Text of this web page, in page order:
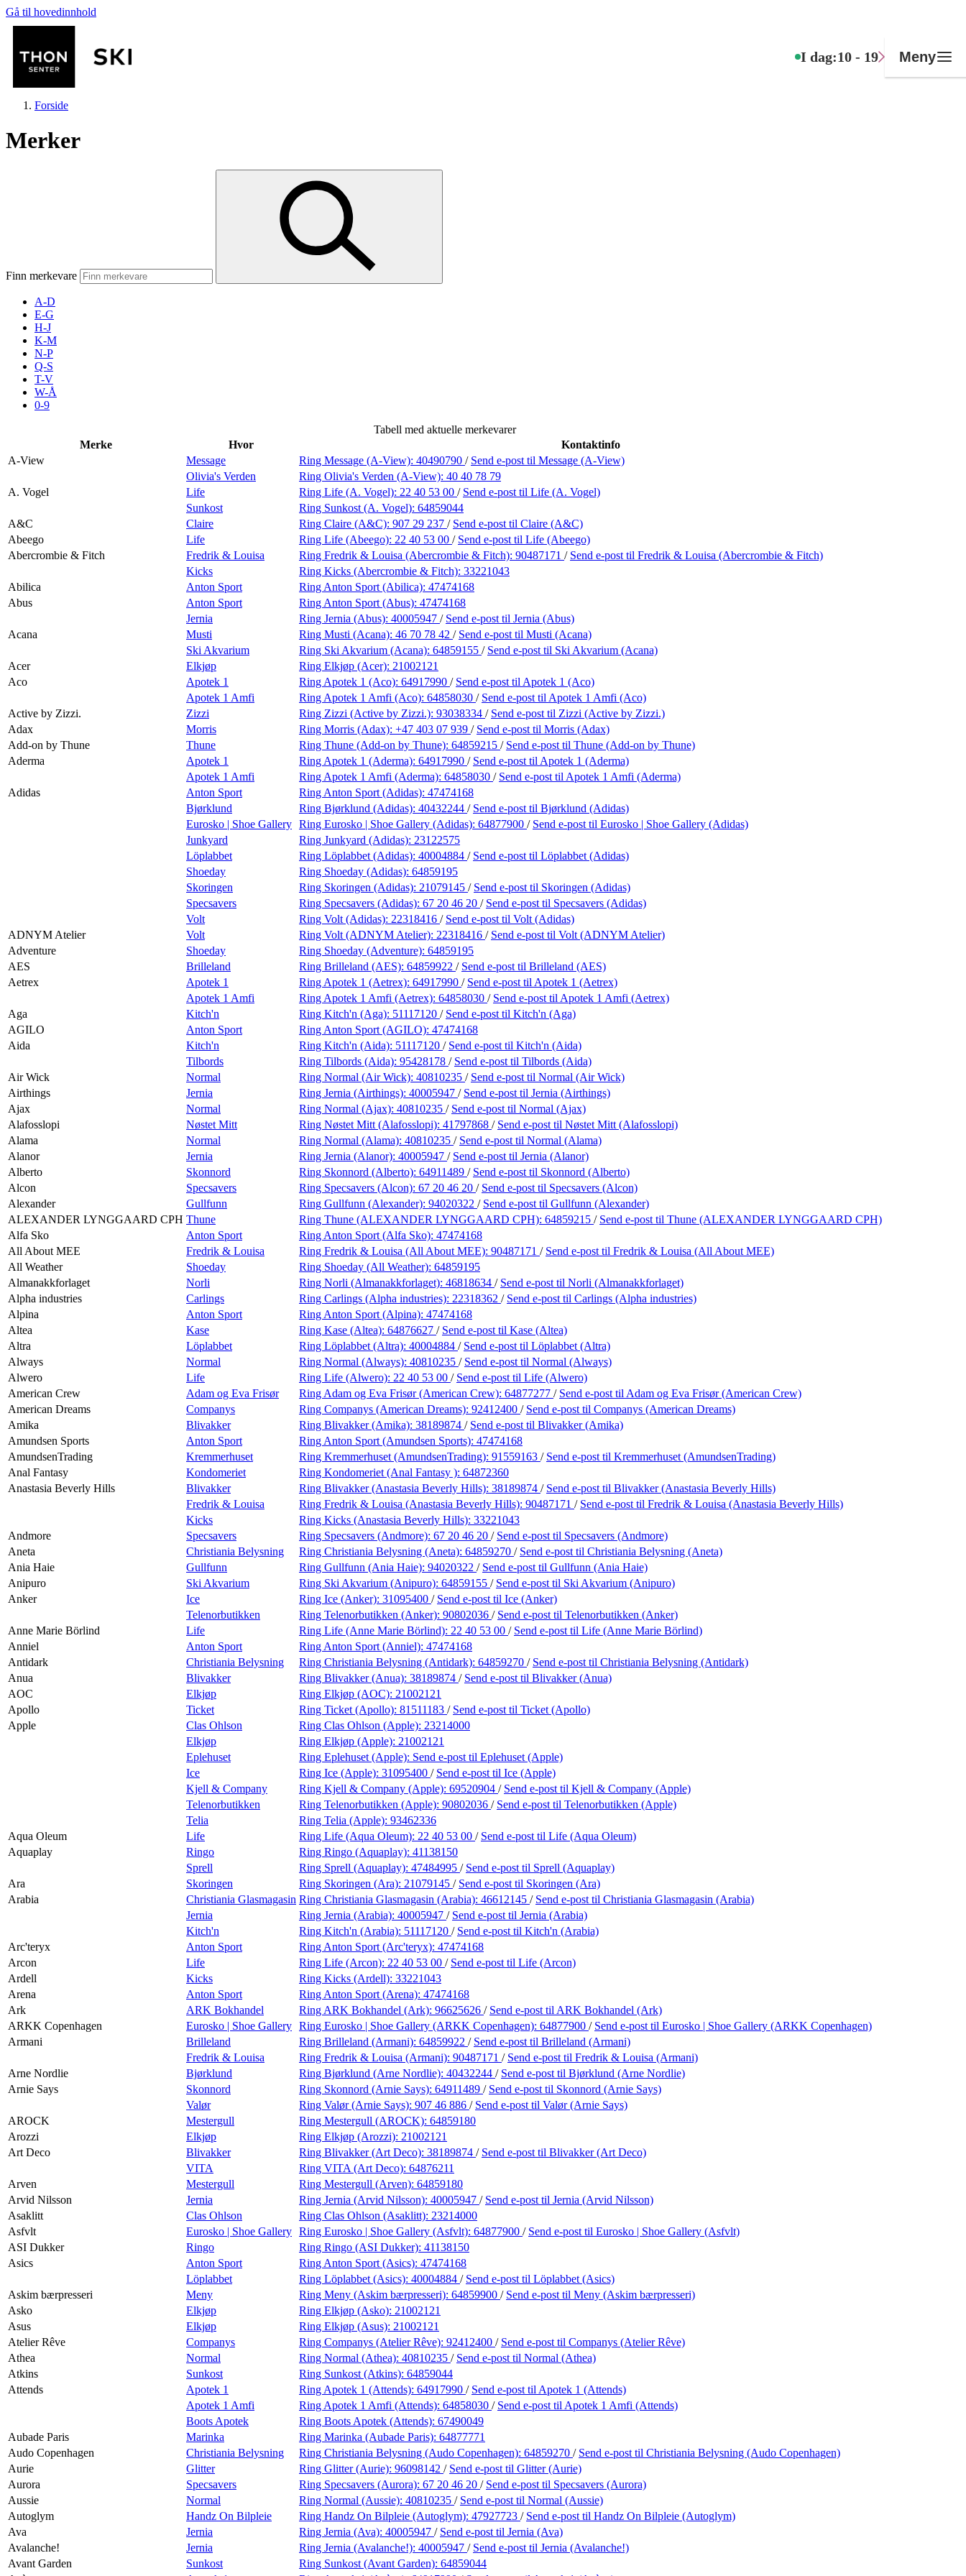
Gå til hovedinnhold
I dag:10 - 19 Meny
Mat og drikke
Inspirasjon
Finn frem
Forside
Merker
Finn merkevare
A-D
E-G
H-J
K-M
N-P
Q-S
T-V
W-Å
0-9
Tabell med aktuelle merkevarer
Merke
Hvor
Kontaktinfo
A-View
Message Ring Message (A-View): 40490790 / Send e-post til Message (A-View)
Olivia's Verden
Ring Olivia's Verden (A-View): 40 40 78 79
A. Vogel
Life Ring Life (A. Vogel): 22 40 53 00 / Send e-post til Life (A. Vogel)
Sunkost
Ring Sunkost (A. Vogel): 64859044
A&C
Claire Ring Claire (A&C): 907 29 237 / Send e-post til Claire (A&C)
Abeego
Life Ring Life (Abeego): 22 40 53 00 / Send e-post til Life (Abeego)
Abercrombie & Fitch
Fredrik & Louisa Ring Fredrik & Louisa (Abercrombie & Fitch): 90487171 / Send e-post til Fredrik & Louisa (Abercrombie & Fitch)
Kicks
Ring Kicks (Abercrombie & Fitch): 33221043
Abilica
Anton Sport Ring Anton Sport (Abilica): 47474168
Abus
Anton Sport Ring Anton Sport (Abus): 47474168
Jernia
Ring Jernia (Abus): 40005947 / Send e-post til Jernia (Abus)
Acana
Musti Ring Musti (Acana): 46 70 78 42 / Send e-post til Musti (Acana)
Ski Akvarium
Ring Ski Akvarium (Acana): 64859155 / Send e-post til Ski Akvarium (Acana)
Acer
Elkjøp Ring Elkjøp (Acer): 21002121
Aco
Apotek 1 Ring Apotek 1 (Aco): 64917990 / Send e-post til Apotek 1 (Aco)
Apotek 1 Amfi
Ring Apotek 1 Amfi (Aco): 64858030 / Send e-post til Apotek 1 Amfi (Aco)
Active by Zizzi.
Zizzi Ring Zizzi (Active by Zizzi.): 93038334 / Send e-post til Zizzi (Active by Zizzi.)
Adax
Morris Ring Morris (Adax): +47 403 07 939 / Send e-post til Morris (Adax)
Add-on by Thune
Thune Ring Thune (Add-on by Thune): 64859215 / Send e-post til Thune (Add-on by Thune)
Aderma
Apotek 1 Ring Apotek 1 (Aderma): 64917990 / Send e-post til Apotek 1 (Aderma)
Apotek 1 Amfi
Ring Apotek 1 Amfi (Aderma): 64858030 / Send e-post til Apotek 1 Amfi (Aderma)
Adidas
Anton Sport Ring Anton Sport (Adidas): 47474168
Bjørklund
Ring Bjørklund (Adidas): 40432244 / Send e-post til Bjørklund (Adidas)
Eurosko | Shoe Gallery Ring Eurosko | Shoe Gallery (Adidas): 64877900 / Send e-post til Eurosko | Shoe Gallery (Adidas)
Junkyard
Ring Junkyard (Adidas): 23122575
Löplabbet
Ring Löplabbet (Adidas): 40004884 / Send e-post til Löplabbet (Adidas)
Shoeday
Ring Shoeday (Adidas): 64859195
Skoringen
Ring Skoringen (Adidas): 21079145 / Send e-post til Skoringen (Adidas)
Specsavers
Ring Specsavers (Adidas): 67 20 46 20 / Send e-post til Specsavers (Adidas)
Volt
Ring Volt (Adidas): 22318416 / Send e-post til Volt (Adidas)
ADNYM Atelier
Volt Ring Volt (ADNYM Atelier): 22318416 / Send e-post til Volt (ADNYM Atelier)
Adventure
Shoeday Ring Shoeday (Adventure): 64859195
AES
Brilleland Ring Brilleland (AES): 64859922 / Send e-post til Brilleland (AES)
Aetrex
Apotek 1 Ring Apotek 1 (Aetrex): 64917990 / Send e-post til Apotek 1 (Aetrex)
Apotek 1 Amfi
Ring Apotek 1 Amfi (Aetrex): 64858030 / Send e-post til Apotek 1 Amfi (Aetrex)
Aga
Kitch'n Ring Kitch'n (Aga): 51117120 / Send e-post til Kitch'n (Aga)
AGILO
Anton Sport Ring Anton Sport (AGILO): 47474168
Aida
Kitch'n Ring Kitch'n (Aida): 51117120 / Send e-post til Kitch'n (Aida)
Tilbords
Ring Tilbords (Aida): 95428178 / Send e-post til Tilbords (Aida)
Air Wick
Normal Ring Normal (Air Wick): 40810235 / Send e-post til Normal (Air Wick)
Airthings
Jernia Ring Jernia (Airthings): 40005947 / Send e-post til Jernia (Airthings)
Ajax
Normal Ring Normal (Ajax): 40810235 / Send e-post til Normal (Ajax)
Alafosslopi
Nøstet Mitt Ring Nøstet Mitt (Alafosslopi): 41797868 / Send e-post til Nøstet Mitt (Alafosslopi)
Alama
Normal Ring Normal (Alama): 40810235 / Send e-post til Normal (Alama)
Alanor
Jernia Ring Jernia (Alanor): 40005947 / Send e-post til Jernia (Alanor)
Alberto
Skonnord Ring Skonnord (Alberto): 64911489 / Send e-post til Skonnord (Alberto)
Alcon
Specsavers Ring Specsavers (Alcon): 67 20 46 20 / Send e-post til Specsavers (Alcon)
Alexander
Gullfunn Ring Gullfunn (Alexander): 94020322 / Send e-post til Gullfunn (Alexander)
ALEXANDER LYNGGAARD CPH Thune Ring Thune (ALEXANDER LYNGGAARD CPH): 64859215 / Send e-post til Thune (ALEXANDER LYNGGAARD CPH)
Alfa Sko
Anton Sport Ring Anton Sport (Alfa Sko): 47474168
All About MEE
Fredrik & Louisa Ring Fredrik & Louisa (All About MEE): 90487171 / Send e-post til Fredrik & Louisa (All About MEE)
All Weather
Shoeday Ring Shoeday (All Weather): 64859195
Almanakkforlaget
Norli Ring Norli (Almanakkforlaget): 46818634 / Send e-post til Norli (Almanakkforlaget)
Alpha industries
Carlings Ring Carlings (Alpha industries): 22318362 / Send e-post til Carlings (Alpha industries)
Alpina
Anton Sport Ring Anton Sport (Alpina): 47474168
Altea
Kase Ring Kase (Altea): 64876627 / Send e-post til Kase (Altea)
Altra
Löplabbet Ring Löplabbet (Altra): 40004884 / Send e-post til Löplabbet (Altra)
Always
Normal Ring Normal (Always): 40810235 / Send e-post til Normal (Always)
Alwero
Life Ring Life (Alwero): 22 40 53 00 / Send e-post til Life (Alwero)
American Crew
Adam og Eva Frisør Ring Adam og Eva Frisør (American Crew): 64877277 / Send e-post til Adam og Eva Frisør (American Crew)
American Dreams
Companys Ring Companys (American Dreams): 92412400 / Send e-post til Companys (American Dreams)
Amika
Blivakker Ring Blivakker (Amika): 38189874 / Send e-post til Blivakker (Amika)
Amundsen Sports
Anton Sport Ring Anton Sport (Amundsen Sports): 47474168
AmundsenTrading
Kremmerhuset Ring Kremmerhuset (AmundsenTrading): 91559163 / Send e-post til Kremmerhuset (AmundsenTrading)
Anal Fantasy
Kondomeriet Ring Kondomeriet (Anal Fantasy ): 64872360
Anastasia Beverly Hills
Blivakker Ring Blivakker (Anastasia Beverly Hills): 38189874 / Send e-post til Blivakker (Anastasia Beverly Hills)
Fredrik & Louisa
Ring Fredrik & Louisa (Anastasia Beverly Hills): 90487171 / Send e-post til Fredrik & Louisa (Anastasia Beverly Hills)
Kicks
Ring Kicks (Anastasia Beverly Hills): 33221043
Andmore
Specsavers Ring Specsavers (Andmore): 67 20 46 20 / Send e-post til Specsavers (Andmore)
Aneta
Christiania Belysning Ring Christiania Belysning (Aneta): 64859270 / Send e-post til Christiania Belysning (Aneta)
Ania Haie
Gullfunn Ring Gullfunn (Ania Haie): 94020322 / Send e-post til Gullfunn (Ania Haie)
Anipuro
Ski Akvarium Ring Ski Akvarium (Anipuro): 64859155 / Send e-post til Ski Akvarium (Anipuro)
Anker
Ice Ring Ice (Anker): 31095400 / Send e-post til Ice (Anker)
Telenorbutikken
Ring Telenorbutikken (Anker): 90802036 / Send e-post til Telenorbutikken (Anker)
Anne Marie Börlind
Life Ring Life (Anne Marie Börlind): 22 40 53 00 / Send e-post til Life (Anne Marie Börlind)
Anniel
Anton Sport Ring Anton Sport (Anniel): 47474168
Antidark
Christiania Belysning Ring Christiania Belysning (Antidark): 64859270 / Send e-post til Christiania Belysning (Antidark)
Anua
Blivakker Ring Blivakker (Anua): 38189874 / Send e-post til Blivakker (Anua)
AOC
Elkjøp Ring Elkjøp (AOC): 21002121
Apollo
Ticket Ring Ticket (Apollo): 81511183 / Send e-post til Ticket (Apollo)
Apple
Clas Ohlson Ring Clas Ohlson (Apple): 23214000
Elkjøp
Ring Elkjøp (Apple): 21002121
Eplehuset
Ring Eplehuset (Apple): Send e-post til Eplehuset (Apple)
Ice
Ring Ice (Apple): 31095400 / Send e-post til Ice (Apple)
Kjell & Company
Ring Kjell & Company (Apple): 69520904 / Send e-post til Kjell & Company (Apple)
Telenorbutikken
Ring Telenorbutikken (Apple): 90802036 / Send e-post til Telenorbutikken (Apple)
Telia
Ring Telia (Apple): 93462336
Aqua Oleum
Life Ring Life (Aqua Oleum): 22 40 53 00 / Send e-post til Life (Aqua Oleum)
Aquaplay
Ringo Ring Ringo (Aquaplay): 41138150
Sprell
Ring Sprell (Aquaplay): 47484995 / Send e-post til Sprell (Aquaplay)
Ara
Skoringen Ring Skoringen (Ara): 21079145 / Send e-post til Skoringen (Ara)
Arabia
Christiania Glasmagasin Ring Christiania Glasmagasin (Arabia): 46612145 / Send e-post til Christiania Glasmagasin (Arabia)
Jernia
Ring Jernia (Arabia): 40005947 / Send e-post til Jernia (Arabia)
Kitch'n
Ring Kitch'n (Arabia): 51117120 / Send e-post til Kitch'n (Arabia)
Arc'teryx
Anton Sport Ring Anton Sport (Arc'teryx): 47474168
Arcon
Life Ring Life (Arcon): 22 40 53 00 / Send e-post til Life (Arcon)
Ardell
Kicks Ring Kicks (Ardell): 33221043
Arena
Anton Sport Ring Anton Sport (Arena): 47474168
Ark
ARK Bokhandel Ring ARK Bokhandel (Ark): 96625626 / Send e-post til ARK Bokhandel (Ark)
ARKK Copenhagen
Eurosko | Shoe Gallery Ring Eurosko | Shoe Gallery (ARKK Copenhagen): 64877900 / Send e-post til Eurosko | Shoe Gallery (ARKK Copenhagen)
Armani
Brilleland Ring Brilleland (Armani): 64859922 / Send e-post til Brilleland (Armani)
Fredrik & Louisa
Ring Fredrik & Louisa (Armani): 90487171 / Send e-post til Fredrik & Louisa (Armani)
Arne Nordlie
Bjørklund Ring Bjørklund (Arne Nordlie): 40432244 / Send e-post til Bjørklund (Arne Nordlie)
Arnie Says
Skonnord Ring Skonnord (Arnie Says): 64911489 / Send e-post til Skonnord (Arnie Says)
Valør
Ring Valør (Arnie Says): 907 46 886 / Send e-post til Valør (Arnie Says)
AROCK
Mestergull Ring Mestergull (AROCK): 64859180
Arozzi
Elkjøp Ring Elkjøp (Arozzi): 21002121
Art Deco
Blivakker Ring Blivakker (Art Deco): 38189874 / Send e-post til Blivakker (Art Deco)
VITA
Ring VITA (Art Deco): 64876211
Arven
Mestergull Ring Mestergull (Arven): 64859180
Arvid Nilsson
Jernia Ring Jernia (Arvid Nilsson): 40005947 / Send e-post til Jernia (Arvid Nilsson)
Asaklitt
Clas Ohlson Ring Clas Ohlson (Asaklitt): 23214000
Asfvlt
Eurosko | Shoe Gallery Ring Eurosko | Shoe Gallery (Asfvlt): 64877900 / Send e-post til Eurosko | Shoe Gallery (Asfvlt)
ASI Dukker
Ringo Ring Ringo (ASI Dukker): 41138150
Asics
Anton Sport Ring Anton Sport (Asics): 47474168
Löplabbet
Ring Löplabbet (Asics): 40004884 / Send e-post til Löplabbet (Asics)
Askim bærpresseri
Meny Ring Meny (Askim bærpresseri): 64859900 / Send e-post til Meny (Askim bærpresseri)
Asko
Elkjøp Ring Elkjøp (Asko): 21002121
Asus
Elkjøp Ring Elkjøp (Asus): 21002121
Atelier Rêve
Companys Ring Companys (Atelier Rêve): 92412400 / Send e-post til Companys (Atelier Rêve)
Athea
Normal Ring Normal (Athea): 40810235 / Send e-post til Normal (Athea)
Atkins
Sunkost Ring Sunkost (Atkins): 64859044
Attends
Apotek 1 Ring Apotek 1 (Attends): 64917990 / Send e-post til Apotek 1 (Attends)
Apotek 1 Amfi
Ring Apotek 1 Amfi (Attends): 64858030 / Send e-post til Apotek 1 Amfi (Attends)
Boots Apotek
Ring Boots Apotek (Attends): 67490049
Aubade Paris
Marinka Ring Marinka (Aubade Paris): 64877771
Audo Copenhagen
Christiania Belysning Ring Christiania Belysning (Audo Copenhagen): 64859270 / Send e-post til Christiania Belysning (Audo Copenhagen)
Aurie
Glitter Ring Glitter (Aurie): 96098142 / Send e-post til Glitter (Aurie)
Aurora
Specsavers Ring Specsavers (Aurora): 67 20 46 20 / Send e-post til Specsavers (Aurora)
Aussie
Normal Ring Normal (Aussie): 40810235 / Send e-post til Normal (Aussie)
Autoglym
Handz On Bilpleie Ring Handz On Bilpleie (Autoglym): 47927723 / Send e-post til Handz On Bilpleie (Autoglym)
Ava
Jernia Ring Jernia (Ava): 40005947 / Send e-post til Jernia (Ava)
Avalanche!
Jernia Ring Jernia (Avalanche!): 40005947 / Send e-post til Jernia (Avalanche!)
Avant Garden
Sunkost Ring Sunkost (Avant Garden): 64859044